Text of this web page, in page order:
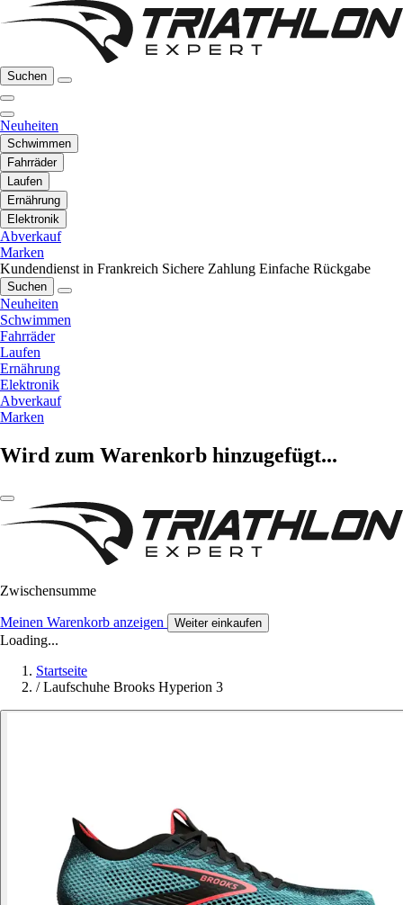
Suchen
Neuheiten
Schwimmen
Fahrräder
Laufen
Ernährung
Elektronik
Abverkauf
Marken
Kundendienst in Frankreich Sichere Zahlung Einfache Rückgabe
Suchen
Neuheiten
Schwimmen
Fahrräder
Laufen
Ernährung
Elektronik
Abverkauf
Marken
Wird zum Warenkorb hinzugefügt...
Zwischensumme
Meinen Warenkorb anzeigen Weiter einkaufen
Loading...
Startseite
/ Laufschuhe Brooks Hyperion 3